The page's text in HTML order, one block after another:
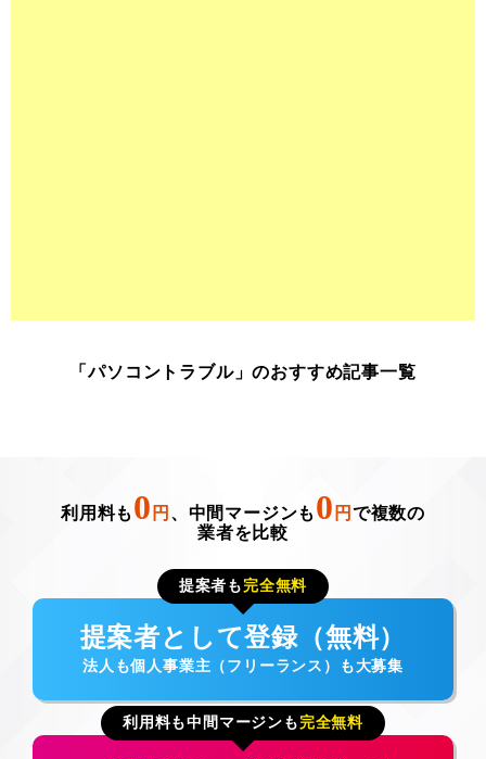
「パソコントラブル」のおすすめ記事一覧
利用料も 0 円 、中間マージンも 0 円 で複数の
業者を比較
提案者も 完全無料
提案者として登録（無料）
法人も個人事業主（フリーランス）も大募集
利用料も中間マージンも 完全無料